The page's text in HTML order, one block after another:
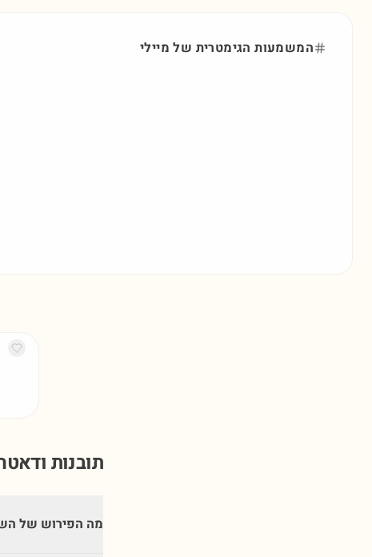
המשמעות הגימטרית של מיילי
תובנות
מה הפירוש של